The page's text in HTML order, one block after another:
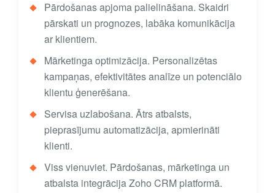
Pārdošanas apjoma palielināšana. Skaidri
pārskati un prognozes, labāka komunikācija
ar klientiem.
Mārketinga optimizācija. Personalizētas
kampaņas, efektivitātes analīze un potenciālo
klientu ģenerēšana.
Servisa uzlabošana. Ātrs atbalsts,
pieprasījumu automatizācija, apmierināti
klienti.
Viss vienuviet. Pārdošanas, mārketinga un
atbalsta integrācija Zoho CRM platformā.